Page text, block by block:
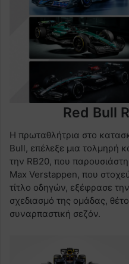
Red Bull
Η πρωταθλήτρια στο
Bull, επέλεξε μια τολμηρή
την RB20, που
Max Verstappen, που
τίτλο οδηγών, εξέφρασε
σχεδιασμό της ομάδας,
συναρπαστική σεζόν.